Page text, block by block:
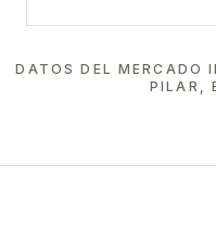
DATOS DEL MERCADO
PILAR,